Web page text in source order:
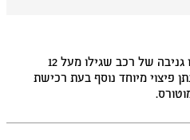
במקרה של אובדן מוחלט או גניבה של רכב שגילו מעל 12
יינתן פיצוי מיוחד נוסף בעת רכישת